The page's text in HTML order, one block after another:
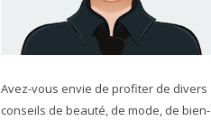
Avez-vous envie de profiter de divers
conseils de beauté, de mode, de bien-